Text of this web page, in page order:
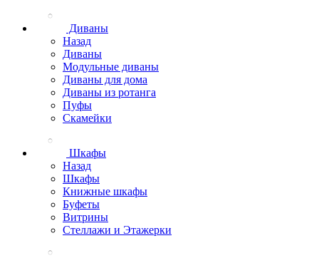
Диваны
Назад
Диваны
Модульные диваны
Диваны для дома
Диваны из ротанга
Пуфы
Скамейки
Шкафы
Назад
Шкафы
Книжные шкафы
Буфеты
Витрины
Стеллажи и Этажерки